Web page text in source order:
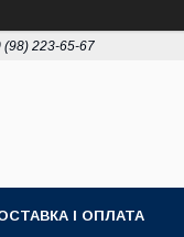
(98) 223-65-67
І ОПЛАТА